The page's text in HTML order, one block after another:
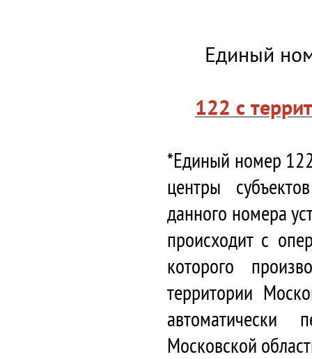
Единый
122 с
*Единый номер
центры
данного номера
происходит с
которого
территории
автоматически
Московской